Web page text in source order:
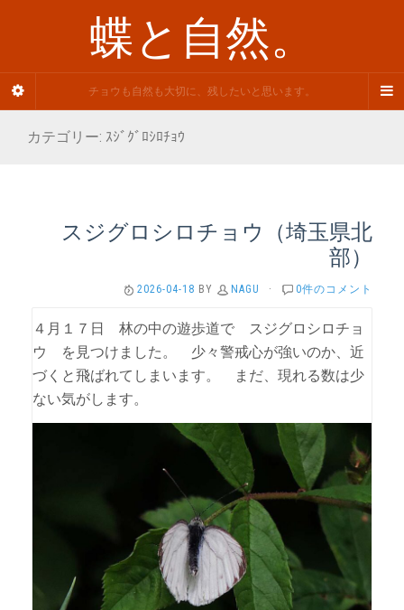
蝶と自然。
チョウも自然も大切に、残したいと思います。
カテゴリー: ｽｼﾞｸﾞﾛｼﾛﾁｮｳ
スジグロシロチョウ（埼玉県北
部）
2026-04-18 BY NAGU · 0件のコメント
４月１７日 林の中の遊歩道で スジグロシロチョ
ウ を見つけました。 少々警戒心が強いのか、近
づくと飛ばれてしまいます。 まだ、現れる数は少
ない気がします。